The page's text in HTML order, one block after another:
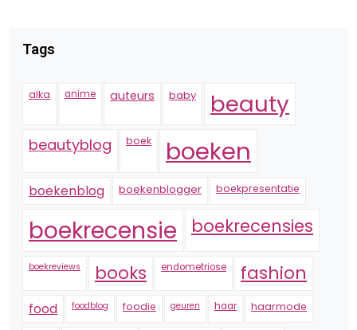
Tags
alka anime auteurs baby beauty
beautyblog boek boeken
boekenblog boekenblogger boekpresentatie
boekrecensie boekrecensies
boekreviews books endometriose fashion
food foodblog foodie geuren haar haarmode